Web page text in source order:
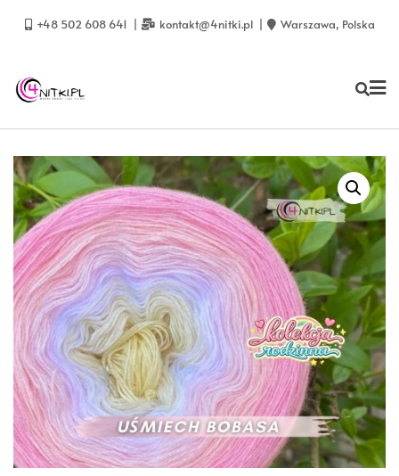
+48 502 608 641 kontakt@4nitki.pl Warszawa, Polska